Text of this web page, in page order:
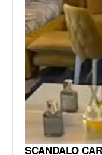
SCANDALO